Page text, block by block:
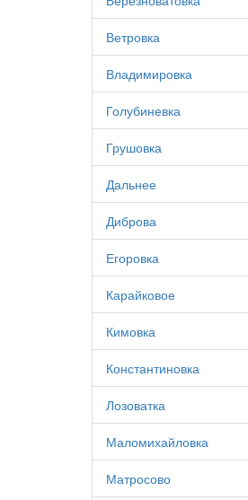
Ветровка
Владимировка
Голубиневка
Грушовка
Дальнее
Диброва
Егоровка
Карайковое
Кимовка
Константиновка
Лозоватка
Маломихайловка
Матросово